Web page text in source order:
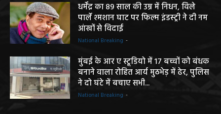
धर्मेंद्र का 89 साल की उम्र में निधन, विले
पार्ले श्मशान घाट पर फिल्म इंडस्ट्री ने दी नम
आंखों से विदाई
National Breaking -
मुंबई के आर ए स्टूडियो में 17 बच्चों को बंधक
बनाने वाला रोहित आर्य मुठभेड़ में ढेर, पुलिस
ने दो घंटे में बचाए सभी...
National Breaking -